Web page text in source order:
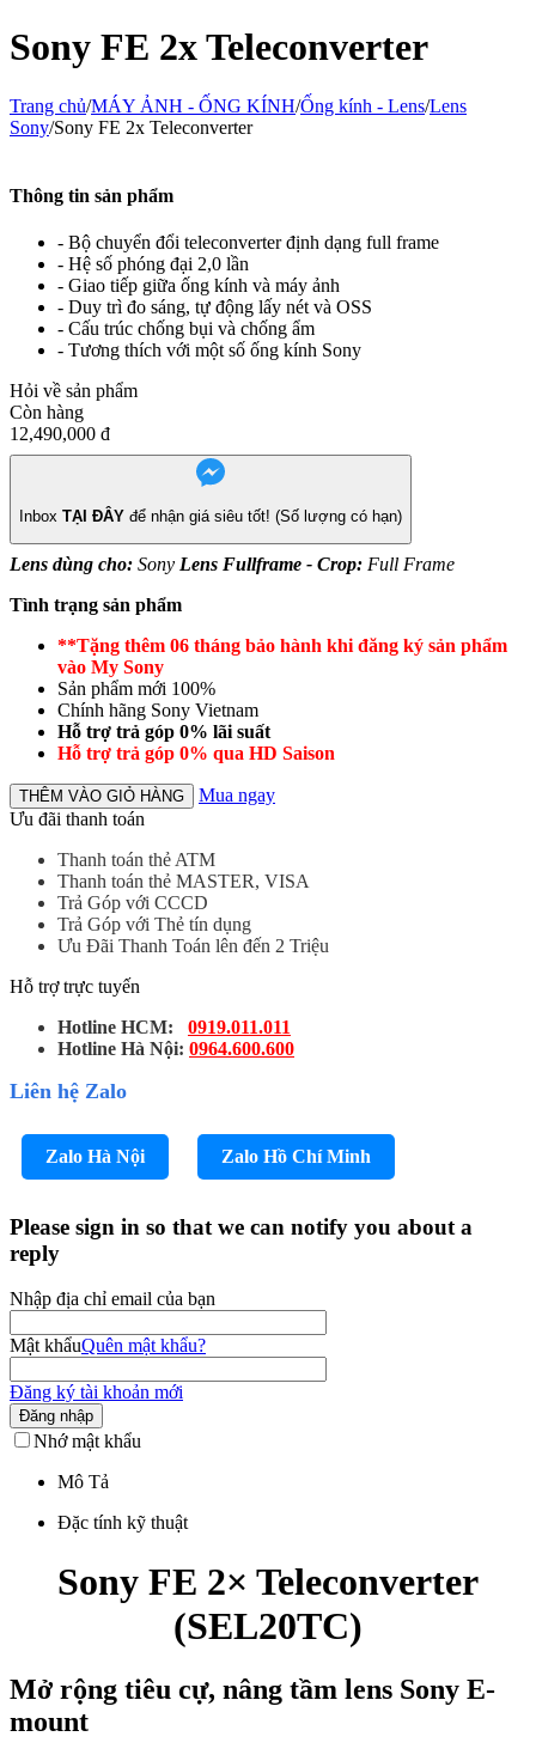
Sony FE 2x Teleconverter
Trang chủ/MÁY ẢNH - ỐNG KÍNH/Ống kính - Lens/Lens
Sony/Sony FE 2x Teleconverter
Thông tin sản phẩm
- Bộ chuyển đổi teleconverter định dạng full frame
- Hệ số phóng đại 2,0 lần
- Giao tiếp giữa ống kính và máy ảnh
- Duy trì đo sáng, tự động lấy nét và OSS
- Cấu trúc chống bụi và chống ẩm
- Tương thích với một số ống kính Sony
Hỏi về sản phẩm
Còn hàng
12,490,000 đ
Inbox TẠI ĐÂY để nhận giá siêu tốt! (Số lượng có hạn)
Lens dùng cho: Sony Lens Fullframe - Crop: Full Frame
Tình trạng sản phẩm
**Tặng thêm 06 tháng bảo hành khi đăng ký sản phẩm
vào My Sony
Sản phẩm mới 100%
Chính hãng Sony Vietnam
Hỗ trợ trả góp 0% lãi suất
Hỗ trợ trả góp 0% qua HD Saison
THÊM VÀO GIỎ HÀNG
Mua ngay
Ưu đãi thanh toán
Thanh toán thẻ ATM
Thanh toán thẻ MASTER, VISA
Trả Góp với CCCD
Trả Góp với Thẻ tín dụng
Ưu Đãi Thanh Toán lên đến 2 Triệu
Hỗ trợ trực tuyến
Hotline HCM: 0919.011.011
Hotline Hà Nội: 0964.600.600
Liên hệ Zalo
Zalo Hà Nội Zalo Hồ Chí Minh
Please sign in so that we can notify you about a
reply
Nhập địa chỉ email của bạn
Mật khẩuQuên mật khẩu?
Đăng ký tài khoản mới
Đăng nhập
Nhớ mật khẩu
Mô Tả
Đặc tính kỹ thuật
Sony FE 2× Teleconverter
(SEL20TC)
Mở rộng tiêu cự, nâng tầm lens Sony E-
mount